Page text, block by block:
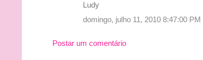
Ludy
domingo, julho 11, 2010 8:47:00 PM
Postar um comentário